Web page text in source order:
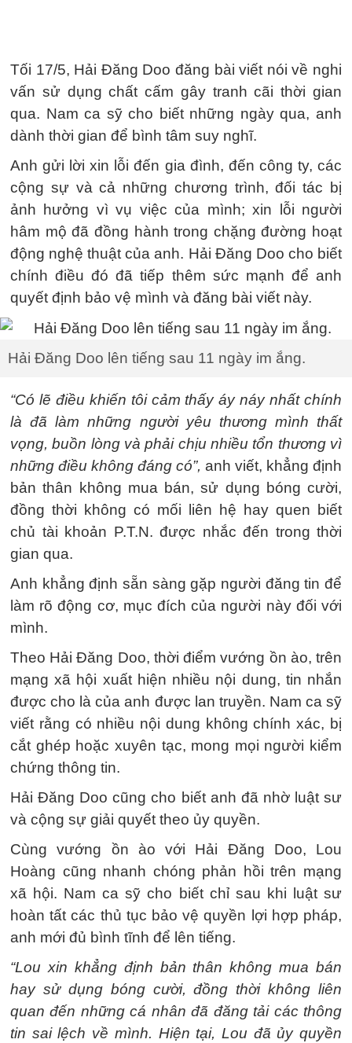
Tối 17/5, Hải Đăng Doo đăng bài viết nói về nghi
vấn sử dụng chất cấm gây tranh cãi thời gian
qua. Nam ca sỹ cho biết những ngày qua, anh
dành thời gian để bình tâm suy nghĩ.
Anh gửi lời xin lỗi đến gia đình, đến công ty, các
cộng sự và cả những chương trình, đối tác bị
ảnh hưởng vì vụ việc của mình; xin lỗi người
hâm mộ đã đồng hành trong chặng đường hoạt
động nghệ thuật của anh. Hải Đăng Doo cho biết
chính điều đó đã tiếp thêm sức mạnh để anh
quyết định bảo vệ mình và đăng bài viết này.
Hải Đăng Doo lên tiếng sau 11 ngày im ắng.
“Có lẽ điều khiến tôi cảm thấy áy náy nhất chính
là đã làm những người yêu thương mình thất
vọng, buồn lòng và phải chịu nhiều tổn thương vì
những điều không đáng có”, anh viết, khẳng định
bản thân không mua bán, sử dụng bóng cười,
đồng thời không có mối liên hệ hay quen biết
chủ tài khoản P.T.N. được nhắc đến trong thời
gian qua.
Anh khẳng định sẵn sàng gặp người đăng tin để
làm rõ động cơ, mục đích của người này đối với
mình.
Theo Hải Đăng Doo, thời điểm vướng ồn ào, trên
mạng xã hội xuất hiện nhiều nội dung, tin nhắn
được cho là của anh được lan truyền. Nam ca sỹ
viết rằng có nhiều nội dung không chính xác, bị
cắt ghép hoặc xuyên tạc, mong mọi người kiểm
chứng thông tin.
Hải Đăng Doo cũng cho biết anh đã nhờ luật sư
và cộng sự giải quyết theo ủy quyền.
Cùng vướng ồn ào với Hải Đăng Doo, Lou
Hoàng cũng nhanh chóng phản hồi trên mạng
xã hội. Nam ca sỹ cho biết chỉ sau khi luật sư
hoàn tất các thủ tục bảo vệ quyền lợi hợp pháp,
anh mới đủ bình tĩnh để lên tiếng.
“Lou xin khẳng định bản thân không mua bán
hay sử dụng bóng cười, đồng thời không liên
quan đến những cá nhân đã đăng tải các thông
tin sai lệch về mình. Hiện tại, Lou đã ủy quyền